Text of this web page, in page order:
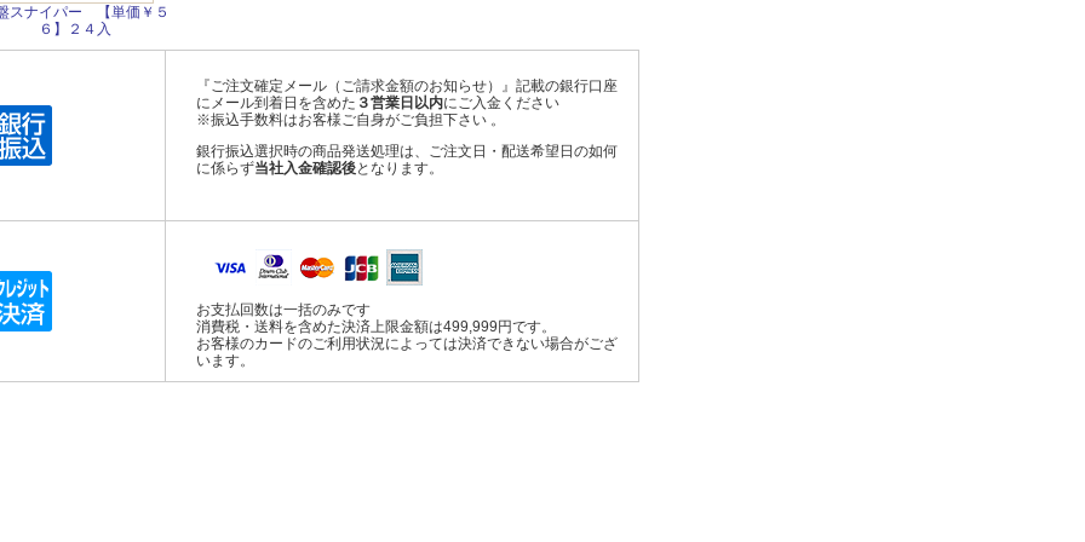
スナイパー 【単価￥５
６】２４入
『ご注文確定メール（ご請求金額のお知らせ）』記載の銀行口座
にメール到着日を含めた ３営業日以内にご入金ください
※振込手数料はお客様ご自身がご負担下さい 。
銀行振込選択時の商品発送処理は、ご注文日・配送希望日の如何
に係らず当社入金確認後となります。
お支払回数は一括のみです
消費税・送料を含めた決済上限金額は499,999円です。
お客様のカードのご利用状況によっては決済できない場合がござ
います。